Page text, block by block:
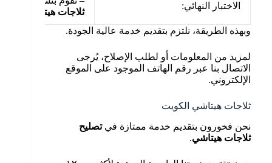
الاختبار النهائي:
ثلاجات هيتاشي
وبهذه الطريقة، نلتزم بتقديم خدمة عالية الجودة.
لمزيد من المعلومات أو لطلب الإصلاح، يُرجى
الاتصال بنا عبر رقم الهاتف الموجود على الموقع
الإلكتروني.
ثلاجات هيتاشي الكويت
نحن فخورون بتقديم خدمة ممتازة فيتصليح
ثلاجات هيتاشي.